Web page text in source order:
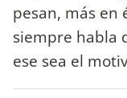
pesan, más en
siempre habla
ese sea el